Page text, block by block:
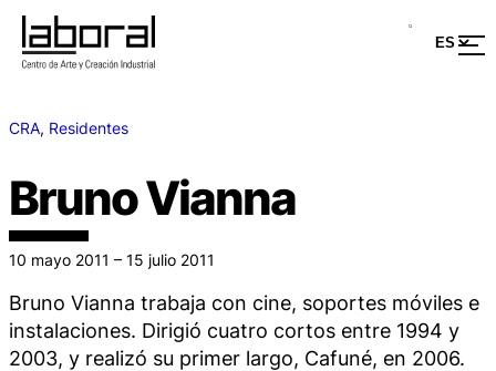
CRA, Residentes
Bruno Vianna
10 mayo 2011 – 15 julio 2011
Bruno Vianna trabaja con cine, soportes móviles e
instalaciones. Dirigió cuatro cortos entre 1994 y
2003, y realizó su primer largo, Cafuné, en 2006.